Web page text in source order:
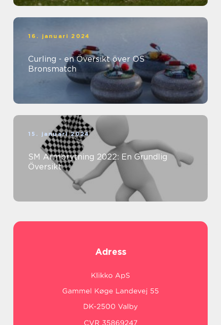
16. januari 2024
Curling - en Översikt över OS
Bronsmatch
15. januari 2024
SM Armbrytning 2022: En Grundlig
Översikt
Adress